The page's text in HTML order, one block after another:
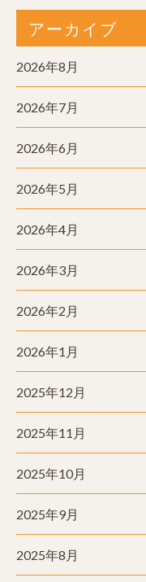
アーカイブ
2026年8月
2026年7月
2026年6月
2026年5月
2026年4月
2026年3月
2026年2月
2026年1月
2025年12月
2025年11月
2025年10月
2025年9月
2025年8月